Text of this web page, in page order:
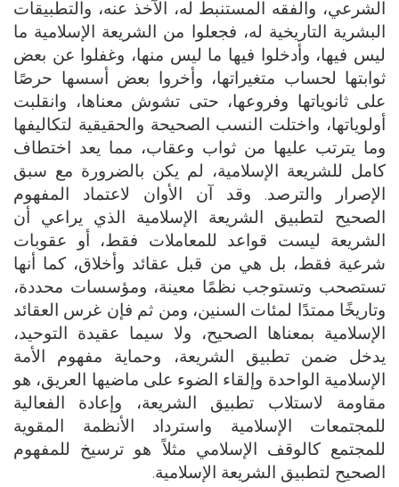
الشرعي، والفقه المستنبط له، الآخذ عنه، والتطبيقات
البشرية التاريخية له، فجعلوا من الشريعة الإسلامية ما
ليس فيها، وأدخلوا فيها ما ليس منها، وغفلوا عن بعض
ثوابتها لحساب متغيراتها، وأخروا بعض أسسها حرصًا
على ثانوياتها وفروعها، حتى تشوش معناها، وانقلبت
أولوياتها، واختلت النسب الصحيحة والحقيقية لتكاليفها
وما يترتب عليها من ثواب وعقاب، مما يعد اختطاف
كامل للشريعة الإسلامية، لم يكن بالضرورة مع سبق
الإصرار والترصد. وقد آن الأوان لاعتماد المفهوم
الصحيح لتطبيق الشريعة الإسلامية الذي يراعي أن
الشريعة ليست قواعد للمعاملات فقط، أو عقوبات
شرعية فقط، بل هي من قبل عقائد وأخلاق، كما أنها
تستصحب وتستوجب نظمًا معينة، ومؤسسات محددة،
وتاريخًا ممتدًا لمئات السنين، ومن ثم فإن غرس العقائد
الإسلامية بمعناها الصحيح، ولا سيما عقيدة التوحيد،
يدخل ضمن تطبيق الشريعة، وحماية مفهوم الأمة
الإسلامية الواحدة وإلقاء الضوء على ماضيها العريق، هو
مقاومة لاستلاب تطبيق الشريعة، وإعادة الفعالية
للمجتمعات الإسلامية واسترداد الأنظمة المقوية
للمجتمع كالوقف الإسلامي مثلاً هو ترسيخ للمفهوم
الصحيح لتطبيق الشريعة الإسلامية.